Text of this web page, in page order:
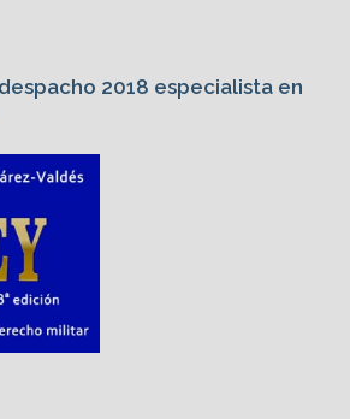
2018 especialista en